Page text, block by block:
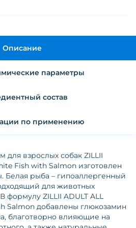
Описание
Физико-химические параметры
состав
Рекомендации по применению
взрослых собак ZILLII
Fish with Salmon изготовлен
Белая рыба – гипоаллергенный
для животных
формулу ZILLII ADULT ALL
Salmon добавлены глюкозамин
благотворно влияющие на